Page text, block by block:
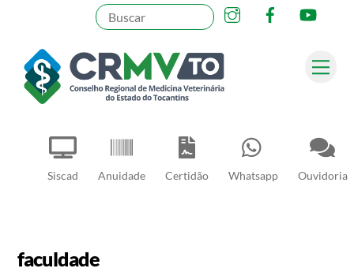
content
Siscad Anuidade Certidão Whatsapp Ouvidoria
InstagramFacebook
Pesquisar
faculdade